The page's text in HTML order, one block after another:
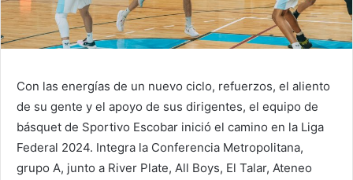
Con las energías de un nuevo ciclo, refuerzos, el aliento
de su gente y el apoyo de sus dirigentes, el equipo de
básquet de Sportivo Escobar inició el camino en la Liga
Federal 2024. Integra la Conferencia Metropolitana,
grupo A, junto a River Plate, All Boys, El Talar, Ateneo